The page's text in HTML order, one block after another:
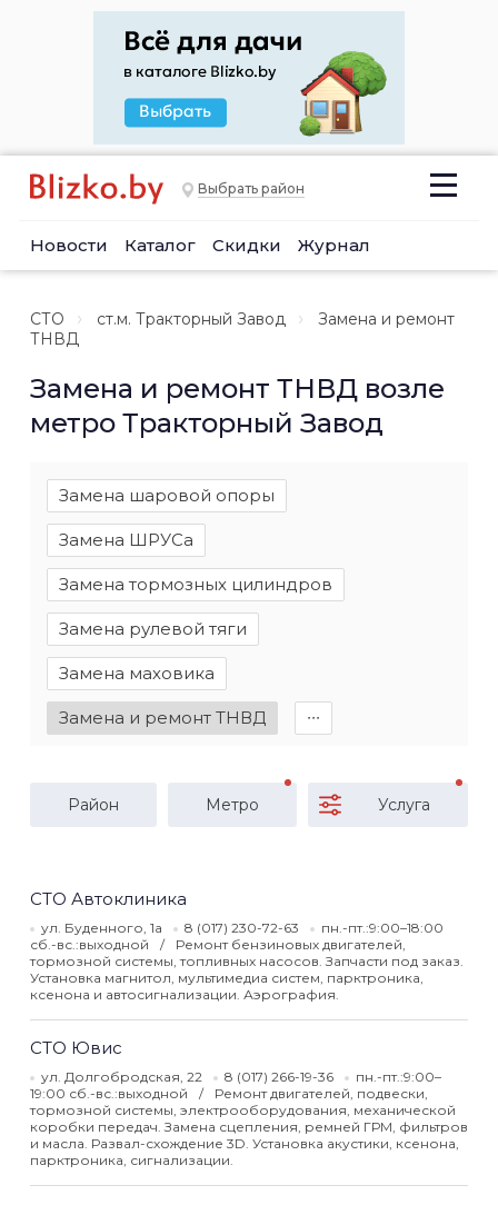
Выбрать район
Новости Каталог Скидки Журнал
СТО ст.м. Тракторный Завод
Замена и ремонт
ТНВД
Замена и ремонт ТНВД возле
метро Тракторный Завод
Замена шаровой опоры
Замена ШРУСа
Замена тормозных цилиндров
Замена рулевой тяги
Замена маховика
Замена и ремонт ТНВД ∙∙∙
Район Метро Услуга
СТО Автоклиника
ул. Буденного, 1а 8 (017) 230-72-63
пн.-пт.:9:00–18:00
сб.-вс.:выходной
Ремонт бензиновых двигателей,
тормозной системы, топливных насосов. Запчасти под заказ.
Установка магнитол, мультимедиа систем, парктроника,
ксенона и автосигнализации. Аэрография.
СТО Ювис
ул. Долгобродская, 22 8 (017) 266-19-36
пн.-пт.:9:00–
19:00 сб.-вс.:выходной
Ремонт двигателей, подвески,
тормозной системы, электрооборудования, механической
коробки передач. Замена сцепления, ремней ГРМ, фильтров
и масла. Развал-схождение 3D. Установка акустики, ксенона,
парктроника, сигнализации.